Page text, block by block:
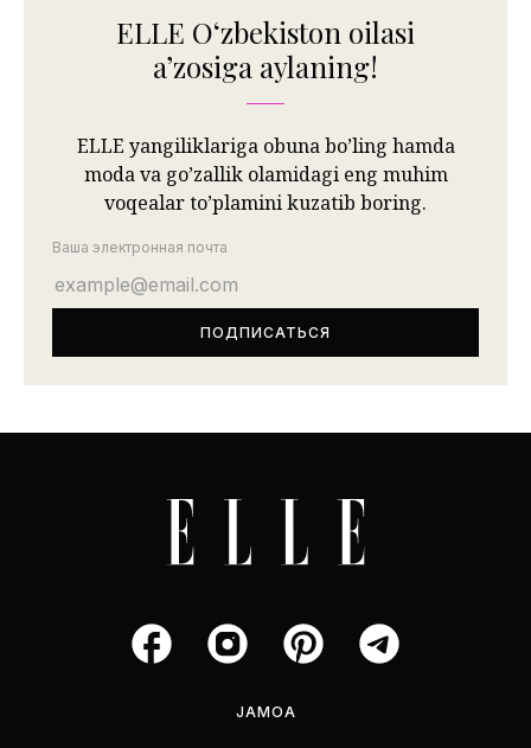
ELLE Oʻzbekiston oilasi
aʼzosiga aylaning!
ELLE yangiliklariga obuna bo’ling hamda
moda va go’zallik olamidagi eng muhim
voqealar to’plamini kuzatib boring.
Ваша электронная почта
JAMOA